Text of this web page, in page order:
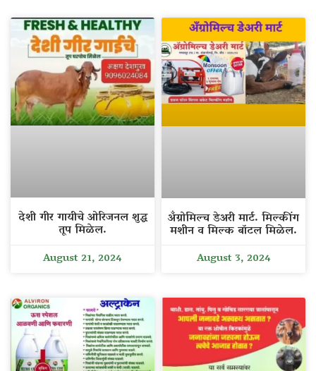
देशी गीर गायीचे ओरिजनल शुद्ध
तूप मिळेल.
August 21, 2024
अँग्रोमिल्च डेअरी मार्ट. मिल्कींग
मशीन व मिल्क बॉटल मिळेल.
August 3, 2024